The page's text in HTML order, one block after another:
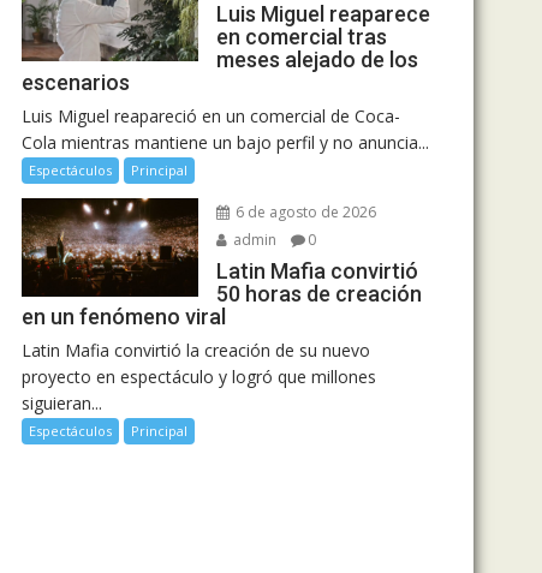
Luis Miguel reaparece
en comercial tras
meses alejado de los
escenarios
Luis Miguel reapareció en un comercial de Coca-
Cola mientras mantiene un bajo perfil y no anuncia...
Espectáculos Principal
6 de agosto de 2026
admin
0
Latin Mafia convirtió
50 horas de creación
en un fenómeno viral
Latin Mafia convirtió la creación de su nuevo
proyecto en espectáculo y logró que millones
siguieran...
Espectáculos Principal